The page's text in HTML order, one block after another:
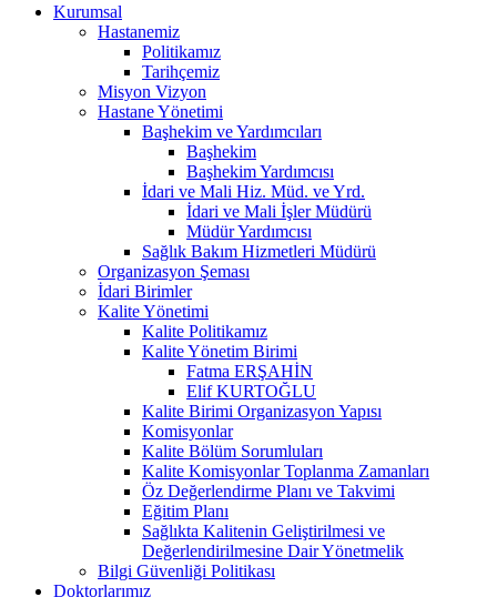
Kurumsal
Hastanemiz
Politikamız
Tarihçemiz
Misyon Vizyon
Hastane Yönetimi
Başhekim ve Yardımcıları
Başhekim
Başhekim Yardımcısı
İdari ve Mali Hiz. Müd. ve Yrd.
İdari ve Mali İşler Müdürü
Müdür Yardımcısı
Sağlık Bakım Hizmetleri Müdürü
Organizasyon Şeması
İdari Birimler
Kalite Yönetimi
Kalite Politikamız
Kalite Yönetim Birimi
Fatma ERŞAHİN
Elif KURTOĞLU
Kalite Birimi Organizasyon Yapısı
Komisyonlar
Kalite Bölüm Sorumluları
Kalite Komisyonlar Toplanma Zamanları
Öz Değerlendirme Planı ve Takvimi
Eğitim Planı
Sağlıkta Kalitenin Geliştirilmesi ve
Değerlendirilmesine Dair Yönetmelik
Bilgi Güvenliği Politikası
Doktorlarımız